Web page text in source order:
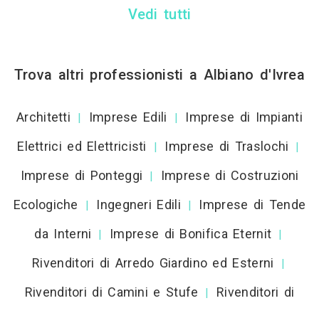
Vedi tutti
Trova altri professionisti a Albiano d'Ivrea
Architetti | Imprese Edili |
Imprese di Impianti
Elettrici ed Elettricisti
| Imprese di Traslochi |
Imprese di Ponteggi |
Imprese di Costruzioni
Ecologiche
| Ingegneri Edili |
Imprese di Tende
da Interni
| Imprese di Bonifica Eternit |
Rivenditori di Arredo Giardino ed Esterni |
Rivenditori di Camini e Stufe |
Rivenditori di